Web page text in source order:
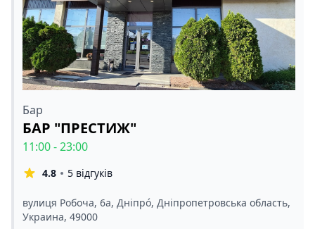
Бар
БАР "ПРЕСТИЖ"
11:00 - 23:00
4.8 5 відгуків
вулиця Робоча, 6а, Дніпро́, Дніпропетровська область,
Украина, 49000